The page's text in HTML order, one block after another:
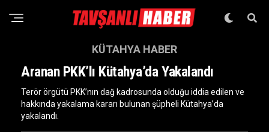
KÜTAHYA HABER
Aranan PKK’lı Kütahya’da Yakalandı
Terör örgütü PKK’nın dağ kadrosunda olduğu iddia edilen ve
hakkında yakalama kararı bulunan şüpheli Kütahya’da
yakalandı.